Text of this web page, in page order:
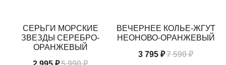
СЕРЬГИ МОРСКИЕ
ЗВЕЗДЫ СЕРЕБРО-
ОРАНЖЕВЫЙ
ВЕЧЕРНЕЕ КОЛЬЕ-ЖГУТ
НЕОНОВО-ОРАНЖЕВЫЙ
3 795 ₽7 590 ₽